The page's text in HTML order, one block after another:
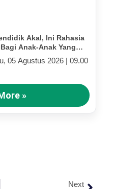
Akal, Ini Rahasia
Anak-Anak Yang
05 Agustus 2026 | 09.00
»
Next